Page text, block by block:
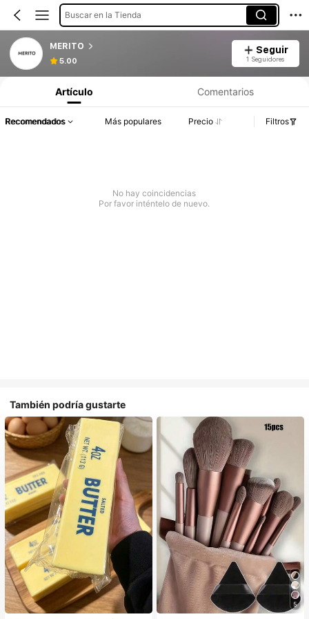
Buscar en la Tienda
MERITO
5.00
Seguir
1 Seguidores
Artículo Comentarios
Recomendados Más populares Precio Filtros
No hay coincidencias
Por favor inténtelo de nuevo.
También podría gustarte
5